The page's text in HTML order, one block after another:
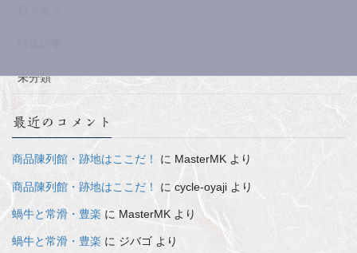
未分類
最近のコメント
商品陳列館・跡地はここだ！ に MasterMK より
商品陳列館・跡地はここだ！ に cycle-oyaji より
蝸牛と常滑・豊楽 に MasterMK より
蝸牛と常滑・豊楽 に ジバゴ より